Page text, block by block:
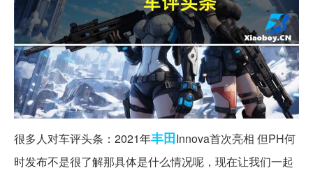
很多人对车评头条：2021年丰田Innova首次亮相 但PH何
时发布不是很了解那具体是什么情况呢，现在让我们一起